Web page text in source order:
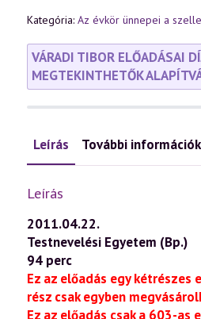
Kategória: Az évkör ünnepei a
VÁRADI TIBOR ELŐADÁSAI
MEGTEKINTHETŐK
Leírás További információk
Leírás
2011.04.22.
Testnevelési Egyetem (Bp.)
94 perc
Ez az előadás egy kétrészes
rész csak egyben
Ez az előadás csak a 603-as